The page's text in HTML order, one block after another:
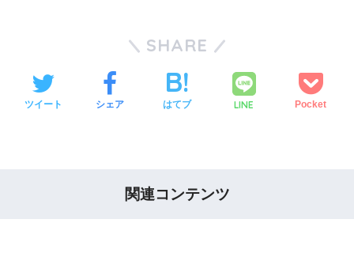
SHARE
ツイート シェア はてブ LINE Pocket
関連コンテンツ